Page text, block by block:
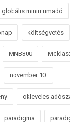
globális minimumadó
költségvetés
MNB300
november 10.
okleveles
paradigma